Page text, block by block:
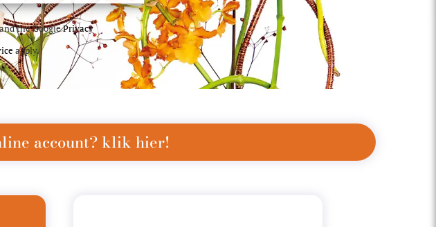
the GooglePrivacy
apply.
account? klik hier!